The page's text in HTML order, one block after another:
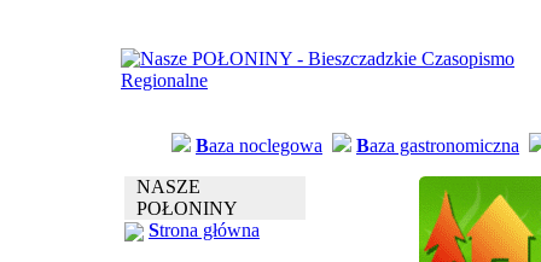
Baza noclegowa Baza gastronomiczna
NASZE
POŁONINY
Strona główna